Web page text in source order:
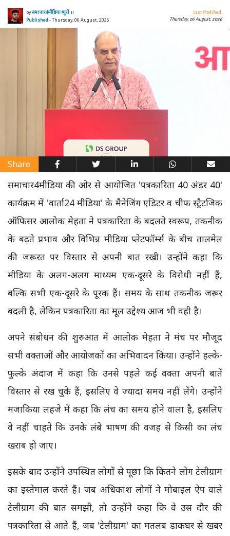
byसमाचार4मीडिया ब्यूरो ।।
Published- Thursday, 06 August, 2026
Last Modified:
Thursday, 06 August, 2026
Share
समाचार4मीडिया की ओर से आयोजित 'पत्रकारिता 40 अंडर 40'
कार्यक्रम में 'वार्ता24 मीडिया' के मैनेजिंग एडिटर व चीफ स्ट्रैटजिक
ऑफिसर आलोक मेहता ने पत्रकारिता के बदलते स्वरूप, तकनीक
के बढ़ते प्रभाव और विभिन्न मीडिया प्लेटफॉर्म्स के बीच तालमेल
की जरूरत पर विस्तार से अपनी बात रखी। उन्होंने कहा कि
मीडिया के अलग-अलग माध्यम एक-दूसरे के विरोधी नहीं हैं,
बल्कि सभी एक-दूसरे के पूरक हैं। समय के साथ तकनीक जरूर
बदली है, लेकिन पत्रकारिता का मूल उद्देश्य आज भी वही है।
अपने संबोधन की शुरुआत में आलोक मेहता ने मंच पर मौजूद
सभी वक्ताओं और आयोजकों का अभिवादन किया। उन्होंने हल्के-
फुल्के अंदाज में कहा कि उनसे पहले कई वक्ता अपनी बातें
विस्तार से रख चुके हैं, इसलिए वे ज्यादा समय नहीं लेंगे। उन्होंने
मजाकिया लहजे में कहा कि लंच का समय होने वाला है, इसलिए
वे नहीं चाहते कि उनके लंबे भाषण की वजह से किसी का लंच
खराब हो जाए।
इसके बाद उन्होंने उपस्थित लोगों से पूछा कि कितने लोग टेलीग्राम
का इस्तेमाल करते हैं। जब अधिकांश लोगों ने मोबाइल ऐप वाले
टेलीग्राम की बात समझी, तो उन्होंने कहा कि वे उस दौर की
पत्रकारिता से आते हैं, जब 'टेलीग्राम' का मतलब डाकघर से खबर